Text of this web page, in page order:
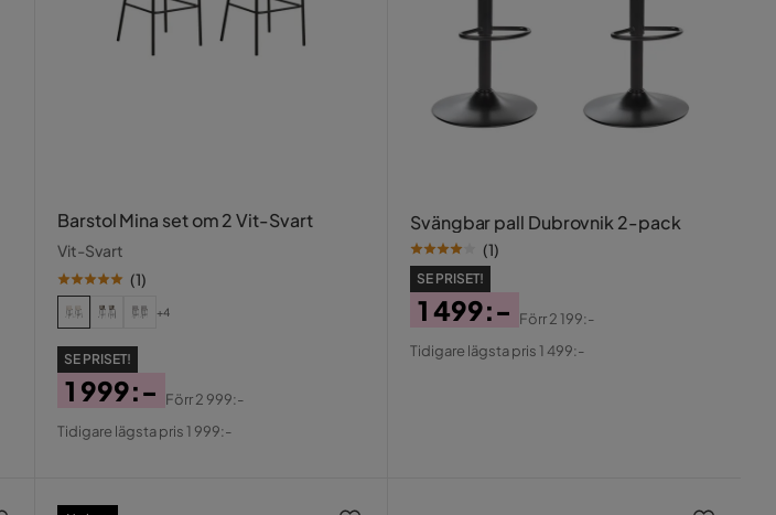
Barstol Mina set om 2 Vit-Svart
Vit-Svart
(1)
+4
SE PRISET!
Pris
1 999:-
Original
Förr2 999:-
Tidigare lägsta pris 1 999:-
Svängbar pall Dubrovnik 2-pack
(1)
SE PRISET!
Pris
1 499:-
Original
Förr2 199:-
Tidigare lägsta pris 1 499:-